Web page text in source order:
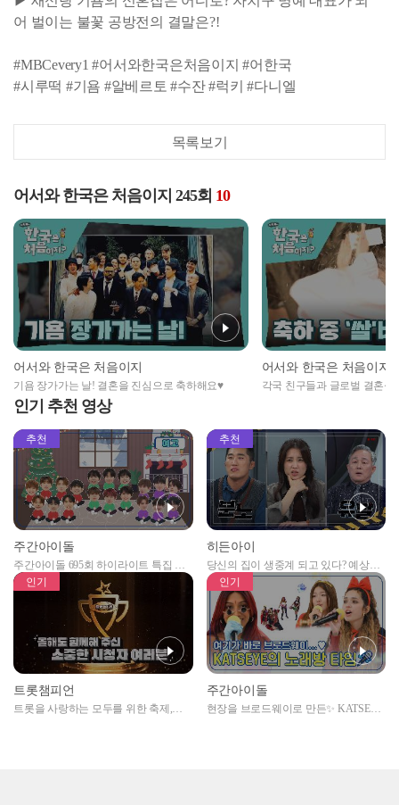
어 벌이는 불꽃 공방전의 결말은?!
#MBCevery1 #어서와한국은처음이지 #어한국
#시루떡 #기욤 #알베르토 #수잔 #럭키 #다니엘
목록보기
어서와 한국은 처음이지 245회 10
어서와 한국은 처음이지
기욤 장가가는 날! 결혼을 진심으로 축하해요♥
어서와 한국은 처음이지
각국 친구들과 글로벌 결혼
인기 추천 영상
추천
주간아이돌
주간아이돌 695회 하이라이트 특집 남
자아이돌편 예고
추천
히든아이
당신의 집이 생중계 되고 있다? 예상치
못한 곳에서 일어나는 불법촬영 범죄!
인기
트롯챔피언
트롯을 사랑하는 모두를 위한 축제,
인기
주간아이돌
현장을 브로드웨이로 만든✨ KATSEYE